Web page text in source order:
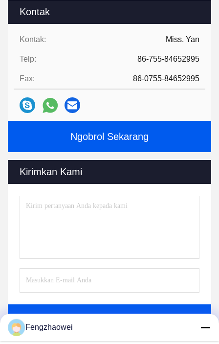
Kontak
Kontak: Miss. Yan
Telp: 86-755-84652995
Fax: 86-0755-84652995
Ngobrol Sekarang
Kirimkan Kami
Fengzhaowei